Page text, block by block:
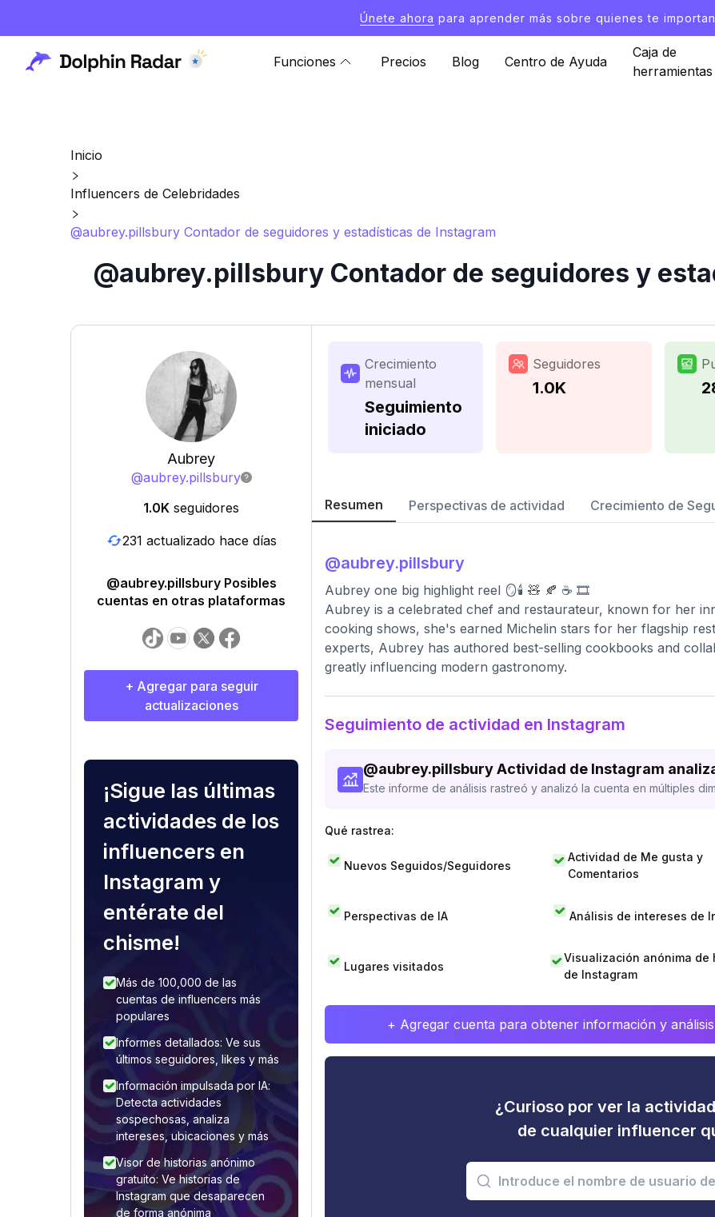
Únete ahora para aprender más sobre quienes te importan
Funciones Precios Blog Centro de Ayuda
Caja de
herramientas
Inicio
Influencers de Celebridades
@aubrey.pillsbury Contador de seguidores y estadísticas de Instagram
@aubrey.pillsbury Contador de seguidores y
Aubrey
@aubrey.pillsbury
1.0K seguidores
231 actualizado hace días
@aubrey.pillsbury Posibles
cuentas en otras plataformas
+ Agregar para seguir
actualizaciones
¡Sigue las últimas
actividades de los
influencers en
Instagram y
entérate del
chisme!
Más de 100,000 de las
cuentas de influencers más
populares
Informes detallados: Ve sus
últimos seguidores, likes y más
Información impulsada por IA:
Detecta actividades
sospechosas, analiza
intereses, ubicaciones y más
Visor de historias anónimo
gratuito: Ve historias de
Instagram que desaparecen
de forma anónima
Crecimiento
mensual
Seguimiento
iniciado
Seguidores
1.0K
Resumen Perspectivas de actividad Crecimiento de
@aubrey.pillsbury
Aubrey one big highlight reel 🪞🕯️ 🧸 🍂 ☕️ 🎞️
Aubrey is a celebrated chef and restaurateur, known for her
cooking shows, she's earned Michelin stars for her flagship
experts, Aubrey has authored best-selling cookbooks and
greatly influencing modern gastronomy.
Seguimiento de actividad en Instagram
@aubrey.pillsburyActividad de Instagram
Este informe de análisis rastreó y analizó la cuenta en múltiples
Qué rastrea:
Nuevos Seguidos/Seguidores
Actividad de Me gusta y
Comentarios
Perspectivas de IA Análisis de intereses de
Lugares visitados
Visualización anónima de
de Instagram
+ Agregar cuenta para obtener información y
¿Curioso por ver la
de cualquier influencer